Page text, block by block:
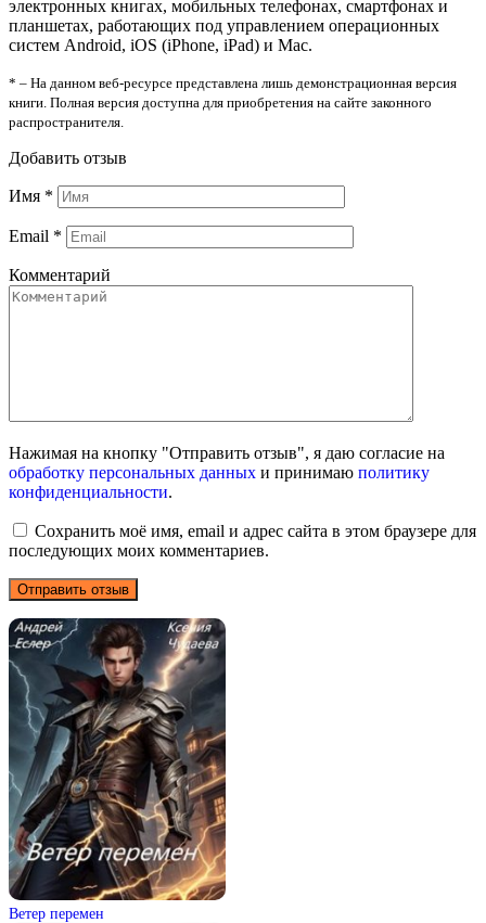
электронных книгах, мобильных телефонах, смартфонах и
планшетах, работающих под управлением операционных
систем Android, iOS (iPhone, iPad) и Mac.
* – На данном веб-ресурсе представлена лишь демонстрационная версия
книги. Полная версия доступна для приобретения на сайте законного
распространителя.
Добавить отзыв
Имя *
Email *
Комментарий
Нажимая на кнопку "Отправить отзыв", я даю согласие на
обработку персональных данных и принимаю политику
конфиденциальности.
Сохранить моё имя, email и адрес сайта в этом браузере для
последующих моих комментариев.
Ветер перемен